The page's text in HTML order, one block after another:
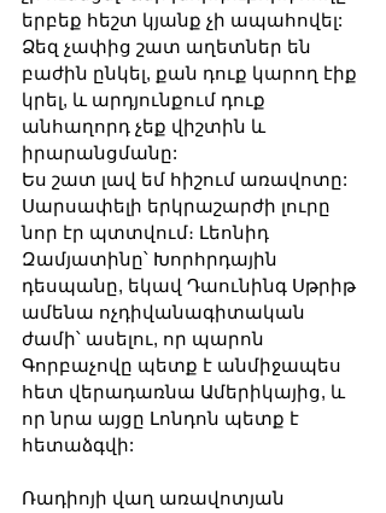
երբեք հեշտ կյանք չի ապահովել:
Ձեզ չափից շատ աղետներ են
բաժին ընկել, քան դուք կարող էիք
կրել, և արդյունքում դուք
անհաղորդ չեք վիշտին և
իրարանցմանը:
Ես շատ լավ եմ հիշում առավոտը:
Սարսափելի երկրաշարժի լուրը
նոր էր պտտվում։ Լեոնիդ
Զամյատինը՝ Խորհրդային
դեսպանը, եկավ Դաունինգ Սթրիթ
ամենա ոչդիվանագիտական ​​
ժամի՝ ասելու, որ պարոն
Գորբաչովը պետք է անմիջապես
հետ վերադառնա Ամերիկայից, և
որ նրա այցը Լոնդոն պետք է
հետաձգվի:
Ռադիոյի վաղ առավոտյան